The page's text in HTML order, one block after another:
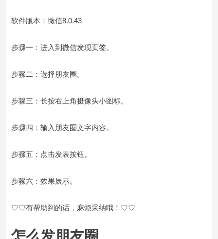
软件版本：微信8.0.43
步骤一：进入到微信发现页签。
步骤二：选择朋友圈。
步骤三：长按右上角摄像头小图标。
步骤四：输入朋友圈文字内容。
步骤五：点击发表按钮。
步骤六：效果展示。
♡♡有帮助到的话，麻烦采纳哦！♡♡